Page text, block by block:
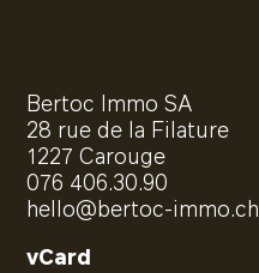
Bertoc Immo SA
28 rue de la Filature
1227 Carouge
076 406.30.90
hello@bertoc-immo.ch
vCard